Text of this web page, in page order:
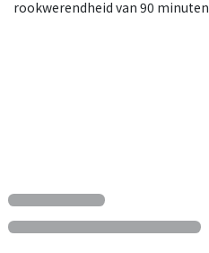
rookwerendheid van 90 minuten